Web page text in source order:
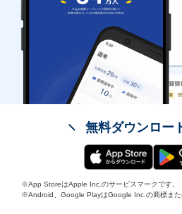
無料ダウンロー
※App StoreはApple Inc.のサービスマークです。
※Android、Google PlayはGoogle Inc.の商標また